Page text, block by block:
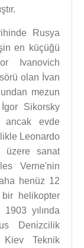
Rusya
en küçüğü
Ivanovich
olan İvan
mezun
Sikorsky
ancak evde
Leonardo
üzere sanat
Verne'nin
henüz 12
helikopter
yılında
Denizcilik
Teknik